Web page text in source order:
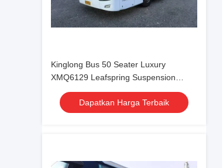
Kinglong Bus 50 Seater Luxury
XMQ6129 Leafspring Suspension
Weichai Engine 336hp Tour Bus
Dapatkan Harga Terbaik